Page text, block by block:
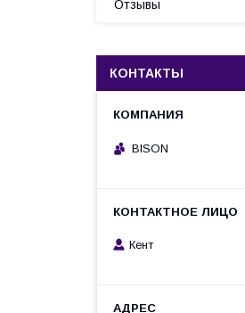
Отзывы
КОНТАКТЫ
BISON
Кент